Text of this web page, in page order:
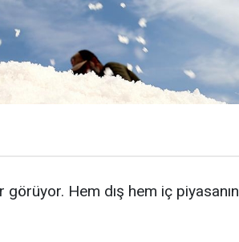
görüyor. Hem dış hem iç piyasanın